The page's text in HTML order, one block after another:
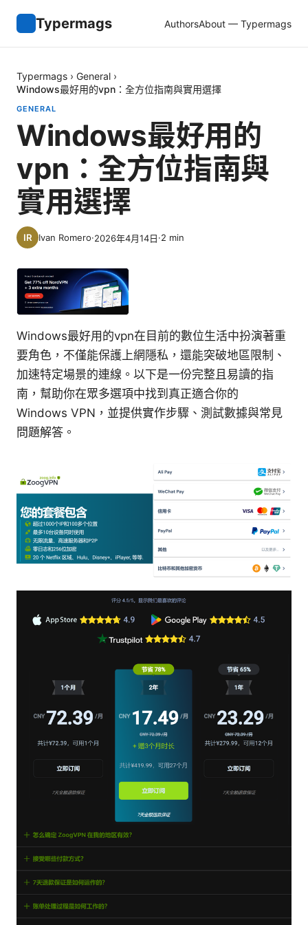
Typermags AuthorsAbout — Typermags
Typermags › General ›
Windows最好用的vpn：全方位指南與實用選擇
GENERAL
Windows最好用的
vpn：全方位指南與
實用選擇
Ivan Romero·2026年4月14日·2 min
Windows最好用的vpn在目前的數位生活中扮演著重
要角色，不僅能保護上網隱私，還能突破地區限制、
加速特定場景的連線。以下是一份完整且易讀的指
南，幫助你在眾多選項中找到真正適合你的
Windows VPN，並提供實作步驟、測試數據與常見
問題解答。